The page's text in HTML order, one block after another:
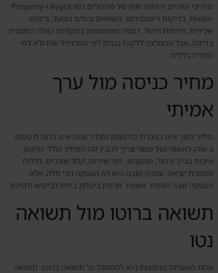
מדריכי אזורים ודוחות שוק של פורטלים כמו Bayut ו-Property
Finder, בדיקות רישום ויזם, השוואת נכסים בפועל, ביקוש
שכירות, ודוחות ניהול. דנסיה משתמשת במקורות כאלה כמסגרת
בדיקה, אבל ההמלצה ללקוח נבנית לפי הפרופיל שלו ולא לפי
כותרת כללית.
מחיר כניסה מול ערך
אמיתי
מחיר נמוך אינו בהכרח הזדמנות ומחיר גבוה אינו בהכרח טעות.
ב-שוק ראשוני מול משני צריך להבין מה המחיר כולל: מיקום,
איכות בניין, ניהול, מתקנים, דמי שירות, קהל שוכרים, נזילות
ותוכנית יציאה. עסקה טובה היא לא העסקה הכי זולה, אלא
העסקה שבה המחיר משאיר מרווח ביטחון ביחס לביקוש ולסיכון.
תשואה ברוטו מול תשואה
נטו
אחת הטעויות הנפוצות היא להסתכל על תשואה ברוטו. תשואה